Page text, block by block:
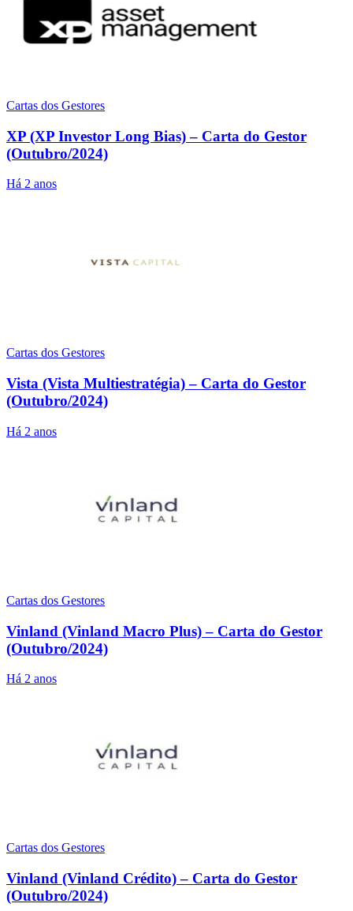
Cartas dos Gestores
XP (XP Investor Long Bias) – Carta do Gestor
(Outubro/2024)
Há 2 anos
Cartas dos Gestores
Vista (Vista Multiestratégia) – Carta do Gestor
(Outubro/2024)
Há 2 anos
Cartas dos Gestores
Vinland (Vinland Macro Plus) – Carta do Gestor
(Outubro/2024)
Há 2 anos
Cartas dos Gestores
Vinland (Vinland Crédito) – Carta do Gestor
(Outubro/2024)